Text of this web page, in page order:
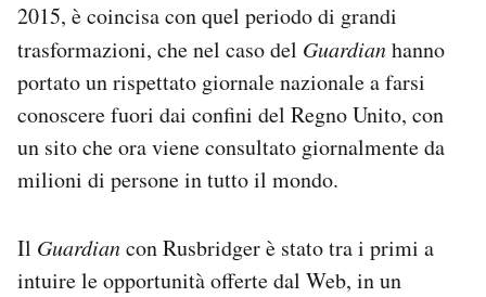
2015, è coincisa con quel periodo di grandi
trasformazioni, che nel caso del Guardianhanno
portato un rispettato giornale nazionale a farsi
conoscere fuori dai confini del Regno Unito, con
un sito che ora viene consultato giornalmente da
milioni di persone in tutto il mondo.
Il Guardiancon Rusbridger è stato tra i primi a
intuire le opportunità offerte dal Web, in un